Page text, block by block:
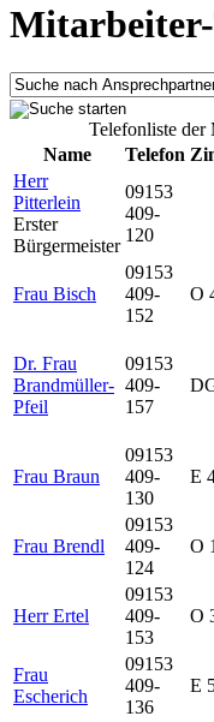
Telefonliste der
Name
Telefon
Herr
Pitterlein
Erster
Bürgermeister
09153
409-
120
Frau Bisch
09153
409-
152
O
Dr. Frau
Brandmüller-
Pfeil
09153
409-
157
Frau Braun
09153
409-
130
E
Frau Brendl
09153
409-
124
O
Herr Ertel
09153
409-
153
O
Frau
Escherich
09153
409-
136
E